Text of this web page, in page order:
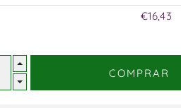
€16,43
COMPRAR